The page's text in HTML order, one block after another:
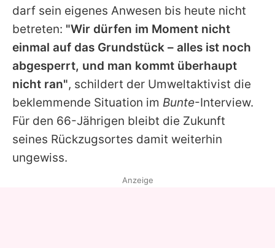
Impressum
Datenschutzerklärung
Utiq verwalten
darf sein eigenes Anwesen bis heute nicht
betreten: "Wir dürfen im Moment nicht
einmal auf das Grundstück – alles ist noch
abgesperrt, und man kommt überhaupt
nicht ran", schildert der Umweltaktivist die
beklemmende Situation im Bunte-Interview.
Für den 66-Jährigen bleibt die Zukunft
seines Rückzugsortes damit weiterhin
ungewiss.
Anzeige